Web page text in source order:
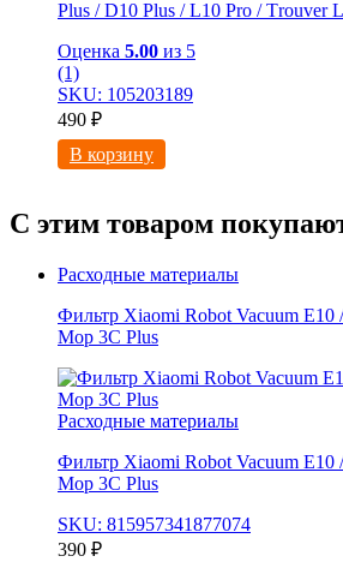
Рlus / D10 Рlus / L10 Рro / Тrоuver
Оценка 5.00 из 5
(1)
SKU: 105203189
490 ₽
В корзину
С этим товаром
Расходные материалы
Фильтр Xiaomi Robot Vacuum E10
Mop 3С Рlus
Расходные материалы
Фильтр Xiaomi Robot Vacuum E10
Mop 3С Рlus
SKU: 815957341877074
390 ₽